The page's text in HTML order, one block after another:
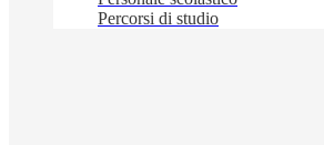
Percorsi di studio